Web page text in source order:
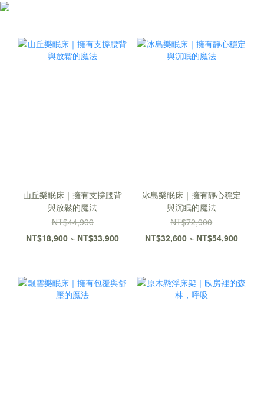
山丘樂眠床｜擁有支撐腰背
與放鬆的魔法
NT$44,900
NT$18,900 ~ NT$33,900
冰島樂眠床｜擁有靜心穩定
與沉眠的魔法
NT$72,900
NT$32,600 ~ NT$54,900